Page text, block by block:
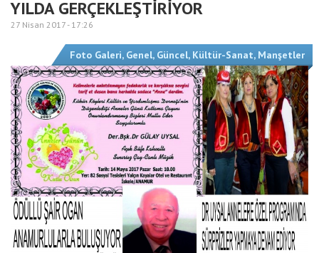
YILDA GERÇEKLEŞTİRİYOR
27 Nisan 2017 - 17:26
Foto Galeri, Genel, Güncel, Kültür-Sanat, Manşetler